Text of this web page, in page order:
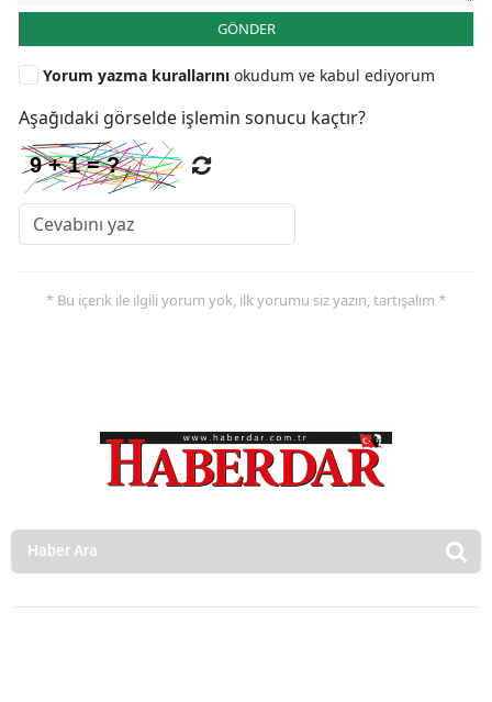
GÖNDER
Yorum yazma kurallarını okudum ve kabul ediyorum
Aşağıdaki görselde işlemin sonucu kaçtır?
* Bu içerik ile ilgili yorum yok, ilk yorumu siz yazın, tartışalım *